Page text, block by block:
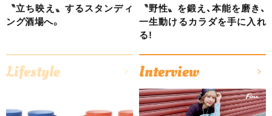
〝立ち映え〟するスタンディ
ング酒場へ。
〝野性〟を鍛え、本能を磨き、
一生動けるカラダを手に入れ
る!
Lifestyle Interview